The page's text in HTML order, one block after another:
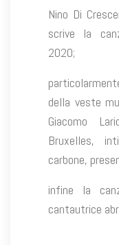
Nino Di
scrive la
2020;
della veste
Giacomo
Bruxelles,
carbone,
infine la
cantautrice